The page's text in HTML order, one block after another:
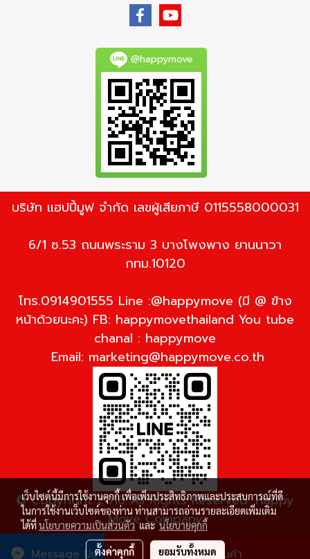
สั่งซื้อสินค้า
Message Us
@happymove
บริษัท แฮปปี้มูฟ จำกัด เลขผู้เสียภาษี 0115558000031
6/1 ซ.53 ถนนพระราม 3 บางโพงพาง ยานนาวา
กทม.10120
โทร.0914901555 Line :@happymove (มี @ ข้าง
หน้าด้วยนะคะ) FB: happymovethailand You tube
chanal : happymove
Email: marketing@happymove.co.th
© Copyright 2016 All Rights Reserved. Happy
Move Company
ผู้เข้าชมวันนี้ 961
เว็บไซต์นี้มีการใช้งานคุกกี้ เพื่อเพิ่มประสิทธิภาพและประสบการณ์ที่ดี
ในการใช้งานเว็บไซต์ของท่าน ท่านสามารถอ่านรายละเอียดเพิ่มเติม
ได้ที่นโยบายความเป็นส่วนตัวและนโยบายคุกกี้
ตั้งค่าคุกกี้ ยอมรับทั้งหมด